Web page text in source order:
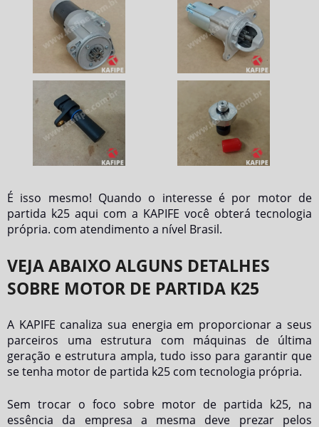
É isso mesmo! Quando o interesse é por motor de
partida k25 aqui com a KAPIFE você obterá tecnologia
própria. com atendimento a nível Brasil.
VEJA ABAIXO ALGUNS DETALHES
SOBRE MOTOR DE PARTIDA K25
A KAPIFE canaliza sua energia em proporcionar a seus
parceiros uma estrutura com máquinas de última
geração e estrutura ampla, tudo isso para garantir que
se tenha motor de partida k25 com tecnologia própria.
Sem trocar o foco sobre motor de partida k25, na
essência da empresa a mesma deve prezar pelos